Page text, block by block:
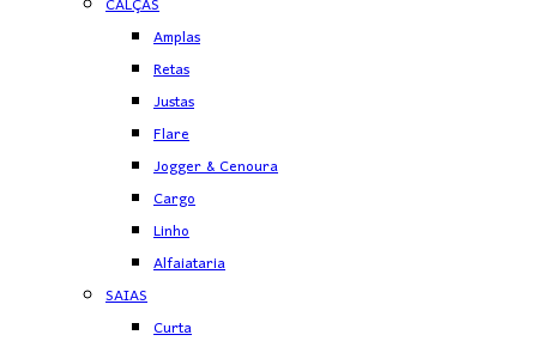
Amplas
Retas
Justas
Flare
Jogger & Cenoura
Cargo
Linho
Alfaiataria
SAIAS
Curta